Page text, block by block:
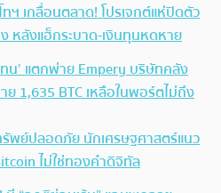
ฯ เกลื่อนตลาด! โปรเจกต์แห่ปิดตัว
หลังแฮ็กระบาด-เงินทุนหดหาย
น’ แตกพ่าย Empery บริษัทคลัง
ย 1,635 BTC เหลือในพอร์ตไม่ถึง
พย์ปลอดภัย นักเศรษฐศาสตร์แนว
ไม่ใช่ทองคำดิจิทัล